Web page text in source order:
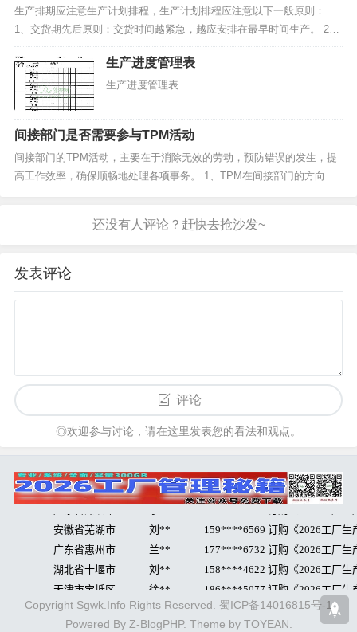
生产排期应注意生产计划排程，生产计划排程应注意以下一般原则：
1、交货期先后原则：交货时间越紧急，越应安排在最早时间生产。 2、
客户分类原则：重点的客户，其定单排程应越受到重视。 3...
生产进度管理表
生产进度管理表...
间接部门是否需要参与TPM活动
间接部门的TPM活动，主要在于消除无效的劳动，预防错误的发生，提
高工作效率，确保顺畅地处理各项事务。 1、TPM在间接部门的方向：
发表评论
评论
◎欢迎参与讨论，请在这里发表您的看法和观点。
Copyright Sgwk.Info Rights Reserved. 蜀ICP备14016815号-1
Powered By Z-BlogPHP. Theme by TOYEAN.